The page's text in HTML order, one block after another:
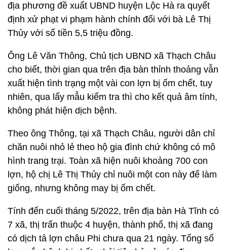
địa phương đề xuất UBND huyện Lộc Hà ra quyết
định xử phạt vi phạm hành chính đối với bà Lê Thị
Thủy với số tiền 5,5 triệu đồng.
Ông Lê Văn Thông, Chủ tịch UBND xã Thạch Châu
cho biết, thời gian qua trên địa bàn thỉnh thoảng vẫn
xuất hiện tình trạng một vài con lợn bị ốm chết, tuy
nhiên, qua lấy mẫu kiểm tra thì cho kết quả âm tính,
không phát hiện dịch bệnh.
Theo ông Thông, tại xã Thạch Châu, người dân chỉ
chăn nuôi nhỏ lẻ theo hộ gia đình chứ không có mô
hình trang trại. Toàn xã hiện nuôi khoảng 700 con
lợn, hộ chị Lê Thị Thủy chỉ nuôi một con này để làm
giống, nhưng không may bị ốm chết.
Tính đến cuối tháng 5/2022, trên địa bàn Hà Tĩnh có
7 xã, thị trấn thuộc 4 huyện, thành phố, thị xã đang
có dịch tả lợn châu Phi chưa qua 21 ngày. Tổng số